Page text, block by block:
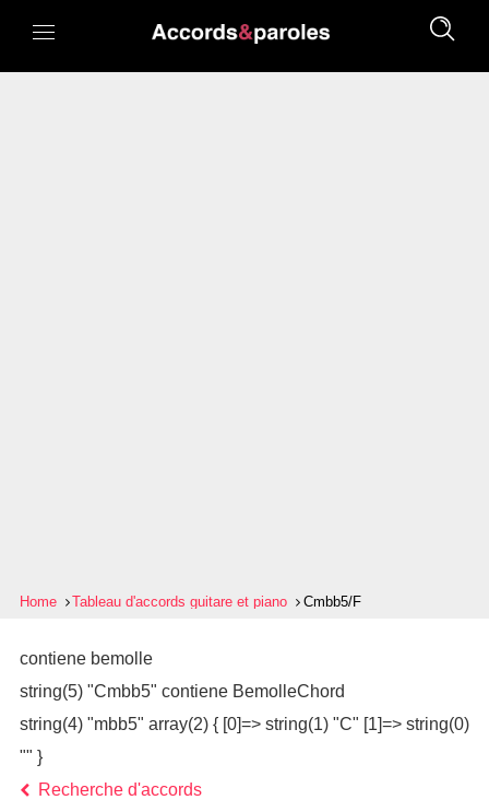
Home Tableau d'accords guitare et piano Cmbb5/F
contiene bemolle
string(5) "Cmbb5" contiene BemolleChord
string(4) "mbb5" array(2) { [0]=> string(1) "C" [1]=> string(0)
"" }
Recherche d'accords